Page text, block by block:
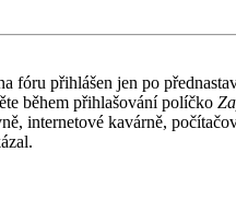
fóru přihlášen jen po
během přihlašování políčko
internetové kavárně,